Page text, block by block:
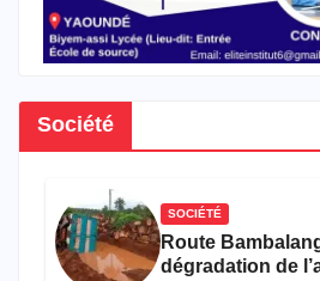
Société
SOCIÉTÉ
Route
dégradation de